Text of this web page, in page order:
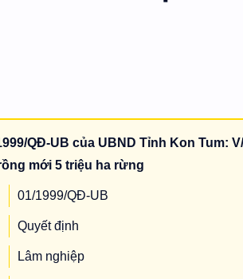
QĐ-UB của UBND Tỉnh Kon Tum:
mới 5 triệu ha rừng
01/1999/QĐ-UB
Quyết định
Lâm nghiệp